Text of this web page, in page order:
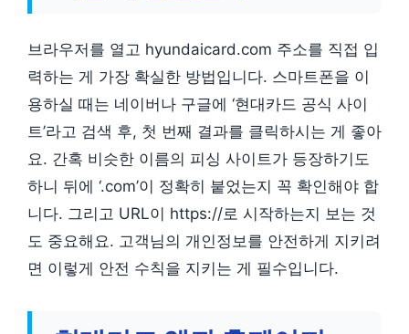
브라우저를 열고 hyundaicard.com 주소를 직접 입
력하는 게 가장 확실한 방법입니다. 스마트폰을 이
용하실 때는 네이버나 구글에 ‘현대카드 공식 사이
트’라고 검색 후, 첫 번째 결과를 클릭하시는 게 좋아
요. 간혹 비슷한 이름의 피싱 사이트가 등장하기도
하니 뒤에 ‘.com’이 정확히 붙었는지 꼭 확인해야 합
니다. 그리고 URL이 https://로 시작하는지 보는 것
도 중요해요. 고객님의 개인정보를 안전하게 지키려
면 이렇게 안전 수칙을 지키는 게 필수입니다.